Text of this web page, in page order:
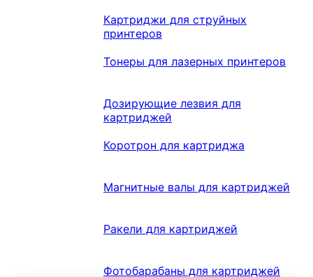
Картриджи для струйных
принтеров
Тонеры для лазерных принтеров
Дозирующие лезвия для
картриджей
Коротрон для картриджа
Магнитные валы для картриджей
Ракели для картриджей
Фотобарабаны для картриджей